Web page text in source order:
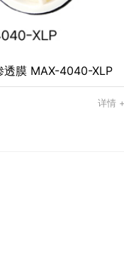
透膜 MAX-4040-XLP
详情 +